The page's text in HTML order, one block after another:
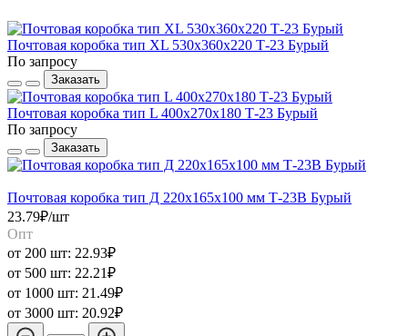
Почтовая коробка тип XL 530х360х220 Т-23 Бурый
По запросу
Заказать
Почтовая коробка тип L 400х270х180 Т-23 Бурый
По запросу
Заказать
Почтовая коробка тип Д 220х165х100 мм Т-23В Бурый
23.79₽/шт
Опт
от 200 шт: 22.93₽
от 500 шт: 22.21₽
от 1000 шт: 21.49₽
от 3000 шт: 20.92₽